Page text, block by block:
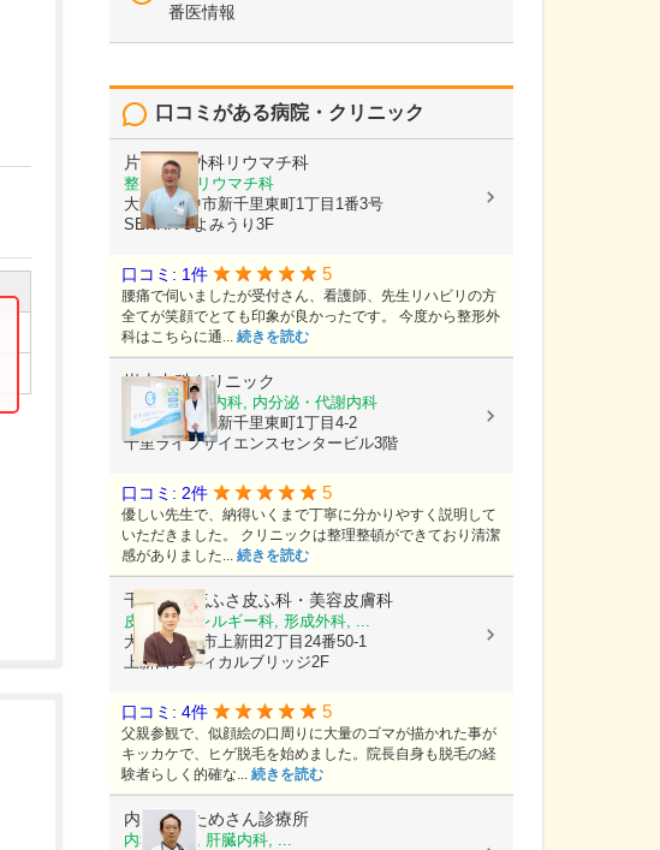
番医情報
口コミがある病院・クリニック
片岡整形外科リウマチ科
整形外科, リウマチ科
大阪府豊中市新千里東町1丁目1番3号
SENRITOよみうり3F
口コミ: 1件 5
腰痛で伺いましたが受付さん、看護師、先生リハビリの方
全てが笑顔でとても印象が良かったです。 今度から整形外
科はこちらに通... 続きを読む
岩本内科クリニック
内科, 糖尿病内科, 内分泌・代謝内科
大阪府豊中市新千里東町1丁目4-2
千里ライフサイエンスセンタービル3階
口コミ: 2件 5
優しい先生で、納得いくまで丁寧に分かりやすく説明して
いただきました。 クリニックは整理整頓ができており清潔
感がありました... 続きを読む
千里中央花ふさ皮ふ科・美容皮膚科
皮膚科, アレルギー科, 形成外科, ...
大阪府豊中市上新田2丁目24番50-1
上新田メディカルブリッジ2F
口コミ: 4件 5
父親参観で、似顔絵の口周りに大量のゴマが描かれた事が
キッカケで、ヒゲ脱毛を始めました。院長自身も脱毛の経
験者らしく的確な... 続きを読む
内科外科ためさん診療所
内科, 外科, 肝臓内科, ...